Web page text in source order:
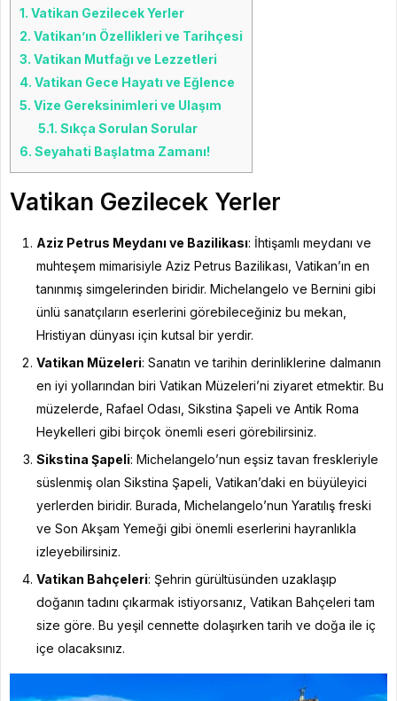
1. Vatikan Gezilecek Yerler
2. Vatikan’ın Özellikleri ve Tarihçesi
3. Vatikan Mutfağı ve Lezzetleri
4. Vatikan Gece Hayatı ve Eğlence
5. Vize Gereksinimleri ve Ulaşım
5.1. Sıkça Sorulan Sorular
6. Seyahati Başlatma Zamanı!
Vatikan Gezilecek Yerler
Aziz Petrus Meydanı ve Bazilikası: İhtişamlı meydanı ve
muhteşem mimarisiyle Aziz Petrus Bazilikası, Vatikan’ın en
tanınmış simgelerinden biridir. Michelangelo ve Bernini gibi
ünlü sanatçıların eserlerini görebileceğiniz bu mekan,
Hristiyan dünyası için kutsal bir yerdir.
Vatikan Müzeleri: Sanatın ve tarihin derinliklerine dalmanın
en iyi yollarından biri Vatikan Müzeleri’ni ziyaret etmektir. Bu
müzelerde, Rafael Odası, Sikstina Şapeli ve Antik Roma
Heykelleri gibi birçok önemli eseri görebilirsiniz.
Sikstina Şapeli: Michelangelo’nun eşsiz tavan freskleriyle
süslenmiş olan Sikstina Şapeli, Vatikan’daki en büyüleyici
yerlerden biridir. Burada, Michelangelo’nun Yaratılış freski
ve Son Akşam Yemeği gibi önemli eserlerini hayranlıkla
izleyebilirsiniz.
Vatikan Bahçeleri: Şehrin gürültüsünden uzaklaşıp
doğanın tadını çıkarmak istiyorsanız, Vatikan Bahçeleri tam
size göre. Bu yeşil cennette dolaşırken tarih ve doğa ile iç
içe olacaksınız.